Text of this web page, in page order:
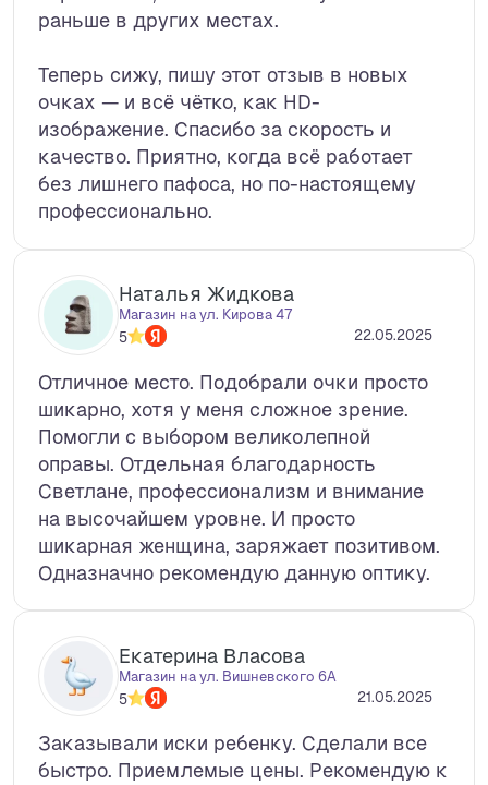
раньше в других местах.
Теперь сижу, пишу этот отзыв в новых
очках — и всё чётко, как HD-
изображение. Спасибо за скорость и
качество. Приятно, когда всё работает
без лишнего пафоса, но по-настоящему
профессионально.
Наталья Жидкова
Магазин на ул. Кирова 47
5
22.05.2025
Отличное место. Подобрали очки просто
шикарно, хотя у меня сложное зрение.
Помогли с выбором великолепной
оправы. Отдельная благодарность
Светлане, профессионализм и внимание
на высочайшем уровне. И просто
шикарная женщина, заряжает позитивом.
Одназначно рекомендую данную оптику.
Екатерина Власова
Магазин на ул. Вишневского 6А
5
21.05.2025
Заказывали иски ребенку. Сделали все
быстро. Приемлемые цены. Рекомендую к